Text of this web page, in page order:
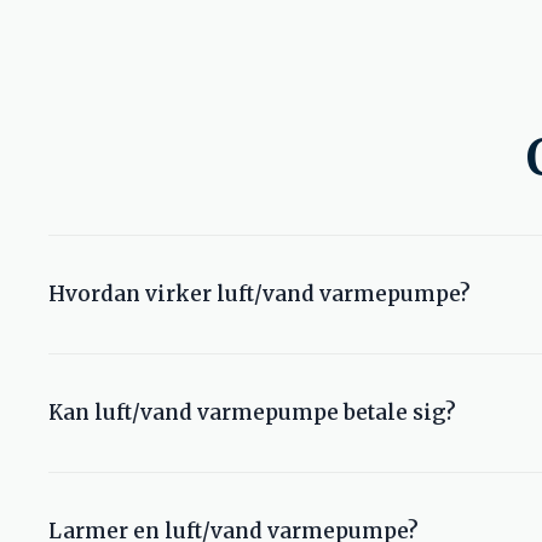
Hvordan virker luft/vand varmepumpe?
Kan luft/vand varmepumpe betale sig?
forbrug, kan man typisk spare op til 50-70% på sine
Larmer en luft/vand varmepumpe?